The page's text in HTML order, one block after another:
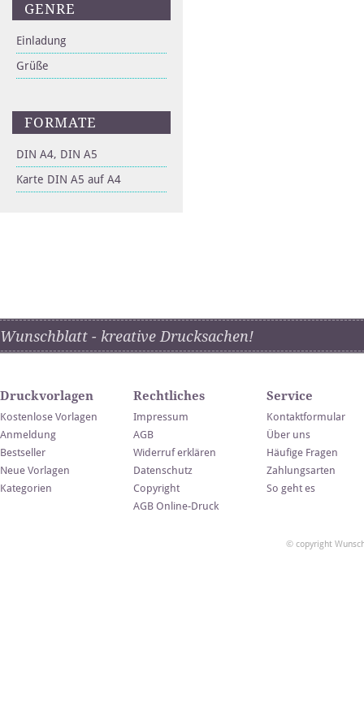
GENRE
Einladung
Grüße
FORMATE
DIN A4, DIN A5
Karte DIN A5 auf A4
Wunschblatt - kreative Drucksachen!
Druckvorlagen
Kostenlose Vorlagen
Anmeldung
Bestseller
Neue Vorlagen
Kategorien
Rechtliches
Impressum
AGB
Widerruf erklären
Datenschutz
Copyright
AGB Online-Druck
Service
Kontaktformular
Über uns
Häufige Fragen
Zahlungsarten
So geht es
© copyright